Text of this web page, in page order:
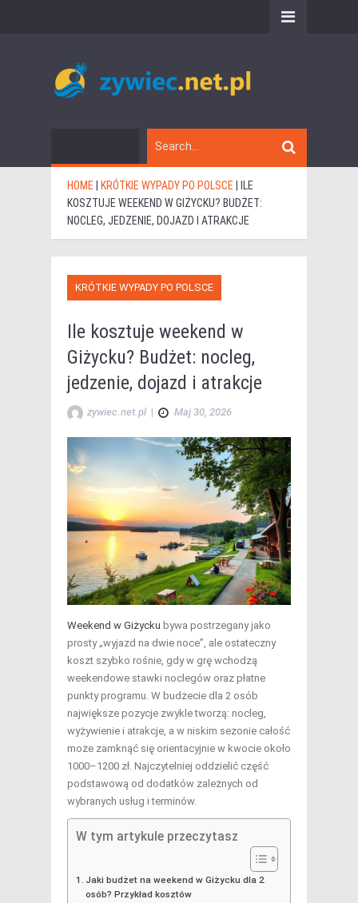
HOME KRÓTKIE WYPADY PO POLSCE
ILE
KOSZTUJE WEEKEND W GIŻYCKU? BUDŻET:
NOCLEG, JEDZENIE, DOJAZD I ATRAKCJE
KRÓTKIE WYPADY PO POLSCE
Ile kosztuje weekend w
Giżycku? Budżet: nocleg,
jedzenie, dojazd i atrakcje
zywiec.net.pl | Maj 30, 2026
Weekend w Giżycku bywa postrzegany jako
prosty „wyjazd na dwie noce”, ale ostateczny
koszt szybko rośnie, gdy w grę wchodzą
weekendowe stawki noclegów oraz płatne
punkty programu. W budżecie dla 2 osób
największe pozycje zwykle tworzą: nocleg,
wyżywienie i atrakcje, a w niskim sezonie całość
może zamknąć się orientacyjnie w kwocie około
1000–1200 zł. Najczytelniej oddzielić część
podstawową od dodatków zależnych od
wybranych usług i terminów.
W tym artykule przeczytasz
Jaki budżet na weekend w Giżycku dla 2
osób? Przykład kosztów